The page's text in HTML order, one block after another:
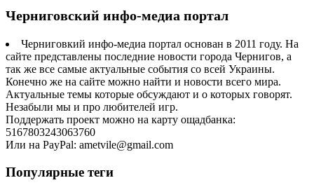
Черниговский инфо-медиа портал
Черниговкий инфо-медиа портал основан в 2011 году. На
сайте представлены последние новости города Чернигов, а
так же все самые актуальные события со всей Украины.
Конечно же на сайте можно найти и новости всего мира.
Актуальные темы которые обсуждают и о которых говорят.
Незабыли мы и про любителей игр.
Поддержать проект можно на карту ощадбанка:
5167803243063760
Или на PayPal: ametvile@gmail.com
Популярные теги